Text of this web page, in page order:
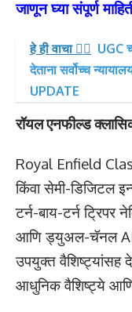
जाणून घ्या संपूर्ण
हे ही वाचा 👉🏻 UGC
देताना सर्वोच्च
UPDATE
रॉयल एनफील्ड
Royal Enfield
किंवा सेमी-डिजिटल
टर्न-बाय-टर्न ट्रिपर
आणि ड्युअल-चॅनल
उपयुक्त वैशिष्ट्यांसह
आधुनिक वैशिष्ट्ये